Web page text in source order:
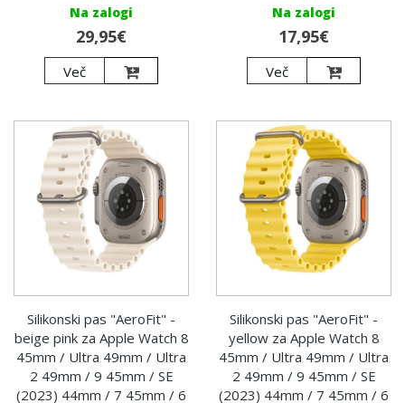
Na zalogi
29,95€
Več
Na zalogi
17,95€
Več
Silikonski pas "AeroFit" -
beige pink za Apple Watch 8
45mm / Ultra 49mm / Ultra
2 49mm / 9 45mm / SE
(2023) 44mm / 7 45mm / 6
Silikonski pas "AeroFit" -
yellow za Apple Watch 8
45mm / Ultra 49mm / Ultra
2 49mm / 9 45mm / SE
(2023) 44mm / 7 45mm / 6